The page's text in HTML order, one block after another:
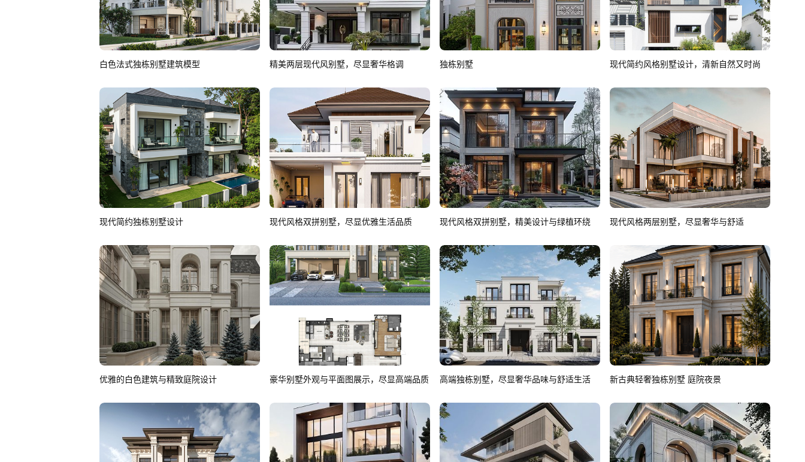
白色法式独栋别墅建筑模型 精美两层现代风别墅，尽显奢华格调 独栋别墅 现代简约风格别墅设计，清新自然又时尚
现代简约独栋别墅设计 现代风格双拼别墅，尽显优雅生活品质 现代风格双拼别墅，精美设计与绿植环绕 现代风格两层别墅，尽显奢华与舒适
优雅的白色建筑与精致庭院设计 豪华别墅外观与平面图展示，尽显高端品质 高端独栋别墅，尽显奢华品味与舒适生活 新古典轻奢独栋别墅 庭院夜景